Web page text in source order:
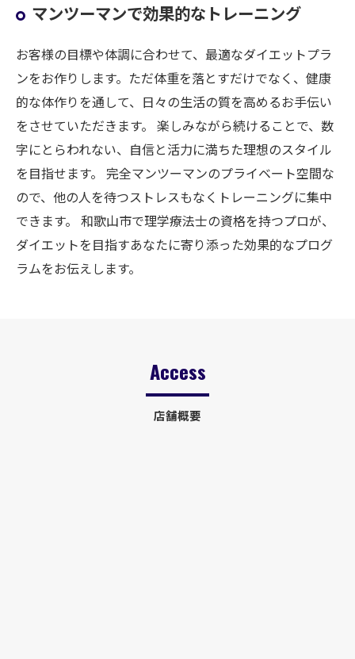
マンツーマンで効果的なトレーニング
お客様の目標や体調に合わせて、最適なダイエットプラ
ンをお作りします。ただ体重を落とすだけでなく、健康
的な体作りを通して、日々の生活の質を高めるお手伝い
をさせていただきます。 楽しみながら続けることで、数
字にとらわれない、自信と活力に満ちた理想のスタイル
を目指せます。 完全マンツーマンのプライベート空間な
ので、他の人を待つストレスもなくトレーニングに集中
できます。 和歌山市で理学療法士の資格を持つプロが、
ダイエットを目指すあなたに寄り添った効果的なプログ
ラムをお伝えします。
店舗概要
Access